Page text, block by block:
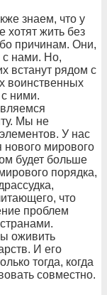
знаем, что у
хотят жить без
причинам. Они,
с нами. Но,
встанут рядом с
воинственных
ними.
Мы не
У нас
нового мирового
будет больше
порядка,
что
проблем
оживить
И его
тогда, когда
совместно.